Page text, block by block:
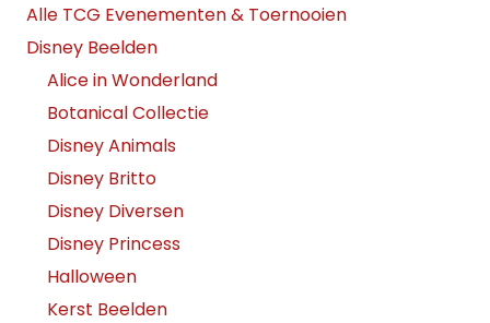
Alle TCG Evenementen & Toernooien
Disney Beelden
Alice in Wonderland
Botanical Collectie
Disney Animals
Disney Britto
Disney Diversen
Disney Princess
Halloween
Kerst Beelden